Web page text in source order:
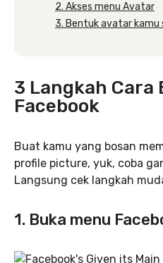
2. Akses menu Avatar
3. Bentuk avatar kamu
3 Langkah Cara
Facebook
Buat kamu yang bosan
profile picture, yuk, coba
Langsung cek langkah
1. Buka menu